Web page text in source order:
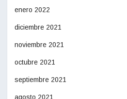
enero 2022
diciembre 2021
noviembre 2021
octubre 2021
septiembre 2021
agosto 2021